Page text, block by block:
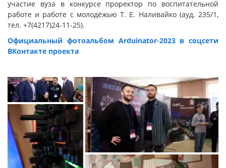
участие вуза в конкурсе проректор по воспитательной
работе и работе с молодёжью Т. Е. Наливайко (ауд. 235/1,
тел. +7(4217)24-11-25).
Официальный фотоальбом Arduinator-2023 в соцсети
ВКонтакте проекта